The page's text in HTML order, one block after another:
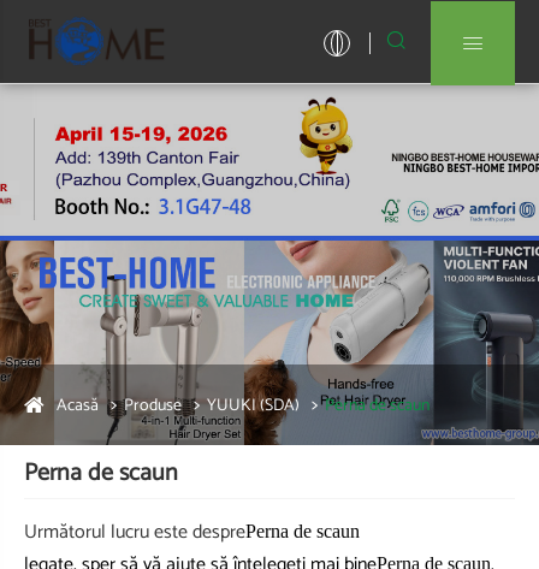
 
Acasă Produse YUUKI (SDA) Perna de scaun
Perna de scaun
Următorul lucru este desprePerna de scaun
Perna de scaun